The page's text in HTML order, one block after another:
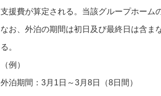
支援費が算定される。当該グループホーム
なお、外泊の期間は初日及び最終日は含ま
る。
（例）
外泊期間：3月1日～3月8日（8日間）